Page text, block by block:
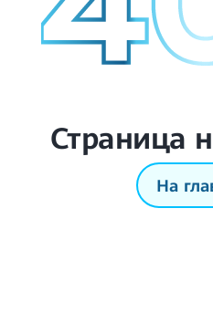
Страница
На